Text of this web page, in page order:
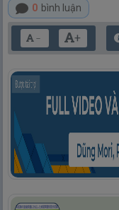
0 bình luận
－ +